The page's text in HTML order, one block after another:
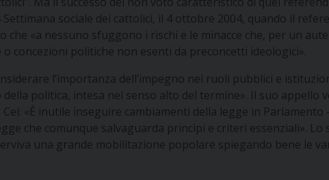
Settimana sociale dei cattolici, il 4 ottobre 2004, quando il
che «a nessuno sfuggono i rischi e le minacce che, per un
concezioni politiche non esenti da preconcetti ideologici».
l’importanza dell’impegno nei ruoli pubblici e
politica, intesa nel senso alto del termine». Il suo appello
«È inutile inseguire cambiamenti della legge in
che comunque salvaguarda princìpi e criteri essenziali».
una grande mobilitazione popolare spiegando bene le